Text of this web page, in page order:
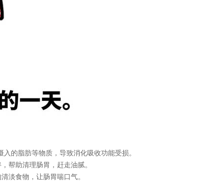
的脂肪等物质，导致消化吸收功能受损。
帮助清理肠胃，赶走油腻。
淡食物，让肠胃喘口气。